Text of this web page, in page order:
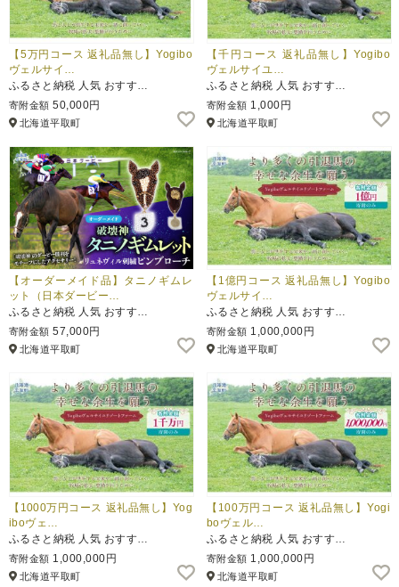
【5万円コース 返礼品無し】Yogibo
ヴェルサイ…
ふるさと納税 人気 おすす…
寄附金額 50,000円
北海道平取町
【千円コース 返礼品無し】Yogibo
ヴェルサイユ…
ふるさと納税 人気 おすす…
寄附金額 1,000円
北海道平取町
【オーダーメイド品】タニノギムレ
ット（日本ダービー…
ふるさと納税 人気 おすす…
寄附金額 57,000円
北海道平取町
【1億円コース 返礼品無し】Yogibo
ヴェルサイ…
ふるさと納税 人気 おすす…
寄附金額 1,000,000円
北海道平取町
【1000万円コース 返礼品無し】Yog
iboヴェ…
ふるさと納税 人気 おすす…
寄附金額 1,000,000円
北海道平取町
【100万円コース 返礼品無し】Yogi
boヴェル…
ふるさと納税 人気 おすす…
寄附金額 1,000,000円
北海道平取町